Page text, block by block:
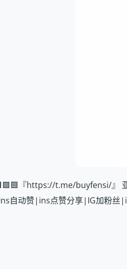
『https://t.me/buyfensi/』
自动赞|ins点赞分享|IG加粉丝